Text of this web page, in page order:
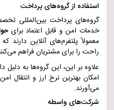
استفاده از گروه‌های پرداخت
گروه‌های پرداخت بین‌المللی
خدمات امن و قابل اعتماد برای
معمولاً پلتفرم‌های آنلاین
راحت را برای مشتریان فراهم
علاوه بر این، این گروه‌ها به
امکان بهترین نرخ ارز و انتقال
می‌آورند.
شرکت‌های واسطه